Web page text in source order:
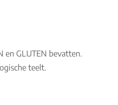
en GLUTEN bevatten.
teelt.